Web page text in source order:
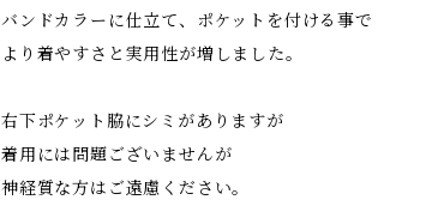
バンドカラーに仕立て、ポケットを付ける事で
より着やすさと実用性が増しました。
右下ポケット脇にシミがありますが
着用には問題ございませんが
神経質な方はご遠慮ください。